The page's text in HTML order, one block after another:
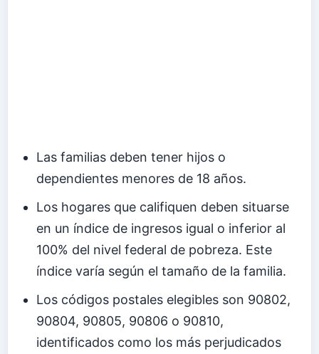
Las familias deben tener hijos o
dependientes menores de 18 años.
Los hogares que califiquen deben situarse
en un índice de ingresos igual o inferior al
100% del nivel federal de pobreza. Este
índice varía según el tamaño de la familia.
Los códigos postales elegibles son 90802,
90804, 90805, 90806 o 90810,
identificados como los más perjudicados